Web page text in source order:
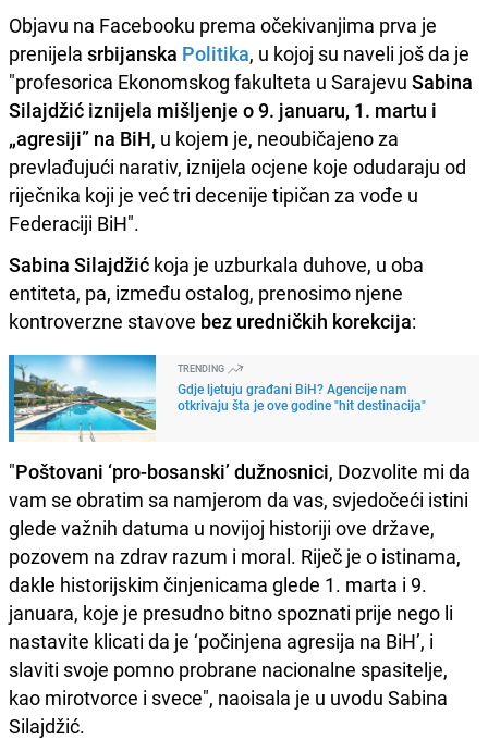
Objavu na Facebooku prema očekivanjima prva je
prenijela srbijanska Politika, u kojoj su naveli još da je
"profesorica Ekonomskog fakulteta u Sarajevu Sabina
Silajdžić iznijela mišljenje o 9. januaru, 1. martu i
„agresiji” na BiH, u kojem je, neoubičajeno za
prevlađujući narativ, iznijela ocjene koje odudaraju od
riječnika koji je već tri decenije tipičan za vođe u
Federaciji BiH".
Sabina Silajdžić koja je uzburkala duhove, u oba
entiteta, pa, između ostalog, prenosimo njene
kontroverzne stavove bez uredničkih korekcija:
TRENDING
Gdje ljetuju građani BiH? Agencije nam
otkrivaju šta je ove godine "hit destinacija"
"Poštovani ‘pro-bosanski’ dužnosnici, Dozvolite mi da
vam se obratim sa namjerom da vas, svjedočeći istini
glede važnih datuma u novijoj historiji ove države,
pozovem na zdrav razum i moral. Riječ je o istinama,
dakle historijskim činjenicama glede 1. marta i 9.
januara, koje je presudno bitno spoznati prije nego li
nastavite klicati da je ‘počinjena agresija na BiH’, i
slaviti svoje pomno probrane nacionalne spasitelje,
kao mirotvorce i svece", naoisala je u uvodu Sabina
Silajdžić.